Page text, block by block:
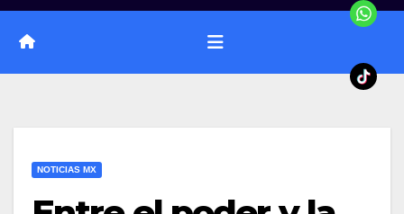
NOTICIAS MX